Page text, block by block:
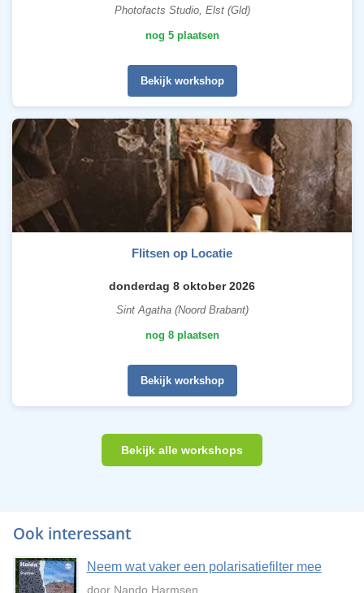
Photofacts Studio, Elst (Gld)
nog 5 plaatsen
Bekijk workshop
Flitsen op Locatie
donderdag 8 oktober 2026
Sint Agatha (Noord Brabant)
nog 8 plaatsen
Bekijk workshop
Bekijk alle workshops
Ook interessant
Neem wat vaker een polarisatiefilter mee
door Nando Harmsen